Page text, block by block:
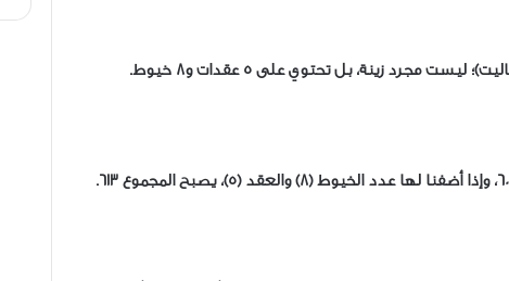
مجرد زينة، بل تحتوي على 5 عقدات و8 خيوط.